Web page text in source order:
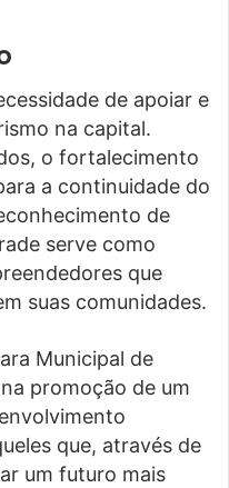
de apoiar e
na capital.
o fortalecimento
a continuidade do
de
serve como
que
suas comunidades.
Municipal de
promoção de um
que, através de
um futuro mais